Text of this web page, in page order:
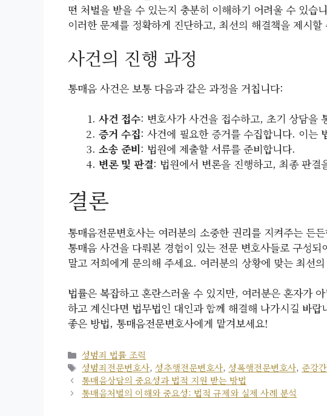
떤 처벌을 받을 수 있는지 충분히 이해하기 어려울 수 있습
이러한 문제를 정확하게 진단하고, 최선의 해결책을 제시할
사건의 진행 과정
통매음 사건은 보통 다음과 같은 과정을 거칩니다:
사건 접수: 변호사가 사건을 접수하고, 초기 상담을
증거 수집: 사건에 필요한 증거를 수집합니다. 이는
소송 준비: 법원에 제출할 서류를 준비합니다.
변론 및 판결: 법원에서 변론을 진행하고, 최종 판결
결론
통매음전문변호사는 여러분의 소중한 권리를 지켜주는 든
통매음 사건을 다뤄본 경험이 있는 전문 변호사들로 구성
말고 저희에게 문의해 주세요. 여러분의 상황에 맞는 최선
법률은 복잡하고 혼란스러울 수 있지만, 여러분은 혼자가
하고 계신다면 법무법인 대인과 함께 해결해 나가시길 바
좋은 방법, 통매음전문변호사에게 맡겨보세요!
카
테
고
리
성범죄 법률 조력
태
그
성범죄전문변호사,성추행전문변호사,성폭행전문변호사, 준강
통매음상담의 중요성과 법적 지원 받는 방법
통매음처벌의 이해와 중요성: 법적 규제와 실제 사례 분석